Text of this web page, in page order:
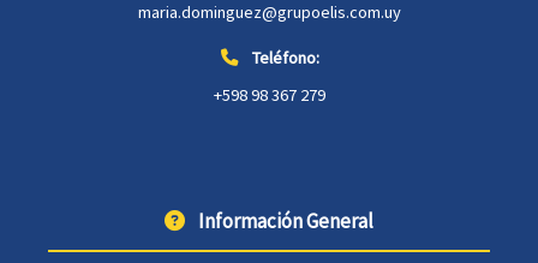
maria.dominguez@grupoelis.com.uy
Teléfono:
+598 98 367 279
Información General